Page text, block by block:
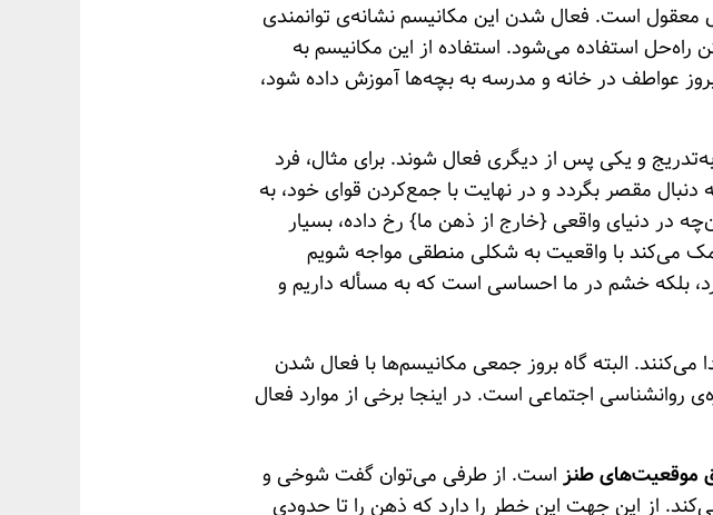
معقول است. فعال شدن این مکانیسم نشانه‌ی توانمندی
راه‌حل استفاده می‌شود. استفاده از این مکانیسم به
عواطف در خانه و مدرسه به بچه‌ها آموزش داده شود،
و یکی پس از دیگری فعال شوند. برای مثال، فرد
مقصر بگردد و در نهایت با جمع‌کردن قوای خود، به
در دنیای واقعی {خارج از ذهن ما} رخ داده، بسیار
می‌کند با واقعیت به شکلی منطقی مواجه شویم
بلکه خشم در ما احساسی است که به مسأله داریم و
البته گاه بروز جمعی مکانیسم‌ها با فعال شدن
اجتماعی است. در اینجا برخی از موارد فعال
موقعیت‌های طنزاست. از طرفی می‌توان گفت شوخی و
از این جهت این خطر را دارد که ذهن را تا حدودی